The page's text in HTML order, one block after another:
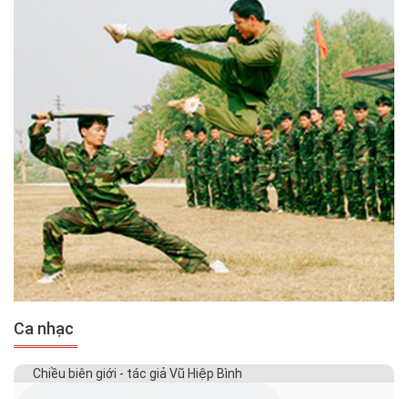
Ca nhạc
Chiều biên giới - tác giả Vũ Hiệp Bình